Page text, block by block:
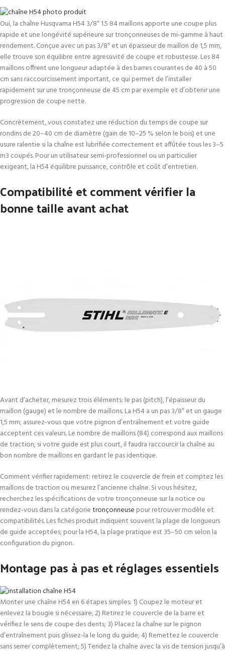
Oui, la chaîne Husqvarna H54 3/8″ 1.5 84 maillons apporte une coupe plus
rapide et une longévité supérieure sur tronçonneuses de mi‑gamme à haut
rendement. Conçue avec un pas 3/8″ et un épaisseur de maillon de 1,5 mm,
elle trouve son équilibre entre agressivité de coupe et robustesse. Les 84
maillons offrent une longueur adaptée à des barres courantes de 40 à 50
cm sans raccourcissement important, ce qui permet de l’installer
rapidement sur une tronçonneuse de 45 cm par exemple et d’obtenir une
progression de coupe nette.
Concrètement, vous constatez une réduction du temps de coupe sur
rondins de 20–40 cm de diamètre (gain de 10–25 % selon le bois) et une
usure ralentie si la chaîne est lubrifiée correctement et affûtée tous les 3–5
m3 coupés. Pour un utilisateur semi‑professionnel ou un particulier
exigeant, la H54 équilibre puissance, contrôle et coût d’entretien.
Compatibilité et comment vérifier la
bonne taille avant achat
Avant d’acheter, mesurez trois éléments: le pas (pitch), l’épaisseur du
maillon (gauge) et le nombre de maillons. La H54 a un pas 3/8″ et un gauge
1,5 mm; assurez‑vous que votre pignon d’entraînement et votre guide
acceptent ces valeurs. Le nombre de maillons (84) correspond aux maillons
de traction; si votre guide est plus court, il faudra raccourcir la chaîne au
bon nombre de maillons en gardant le pas identique.
Comment vérifier rapidement: retirez le couvercle de frein et comptez les
maillons de traction ou mesurez l’ancienne chaîne. Si vous hésitez,
recherchez les spécifications de votre tronçonneuse sur la notice ou
rendez‑vous dans la catégorietronçonneuse pour retrouver modèle et
compatibilités. Les fiches produit indiquent souvent la plage de longueurs
de guide acceptées; pour la H54, la plage pratique est 35–50 cm selon la
configuration du pignon.
Montage pas à pas et réglages essentiels
Monter une chaîne H54 en 6 étapes simples: 1) Coupez le moteur et
enlevez la bougie si nécessaire; 2) Retirez le couvercle de la barre et
vérifiez le sens de coupe des dents; 3) Placez la chaîne sur le pignon
d’entraînement puis glissez-la le long du guide; 4) Remettez le couvercle
sans serrer complètement; 5) Tendez la chaîne avec la vis de tension jusqu’à